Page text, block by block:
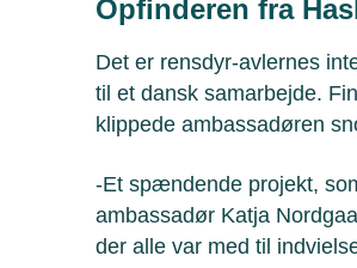
Opfinderen fra
Det er rensdyr-avlernes
til et dansk samarbejde.
klippede ambassadøren
-Et spændende projekt,
ambassadør Katja
der alle var med til